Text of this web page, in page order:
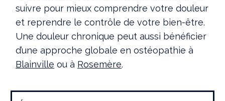
suivre pour mieux comprendre votre douleur
et reprendre le contrôle de votre bien-être.
Une douleur chronique peut aussi bénéficier
d’une approche globale en ostéopathie à
Blainville ou à Rosemère.